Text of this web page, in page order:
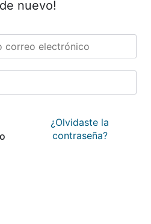
nuevo!
¿Olvidaste la
contraseña?